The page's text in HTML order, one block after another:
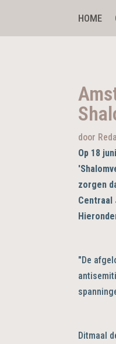
HOME
door
Op 18
zorgen
"De
Ditmaal